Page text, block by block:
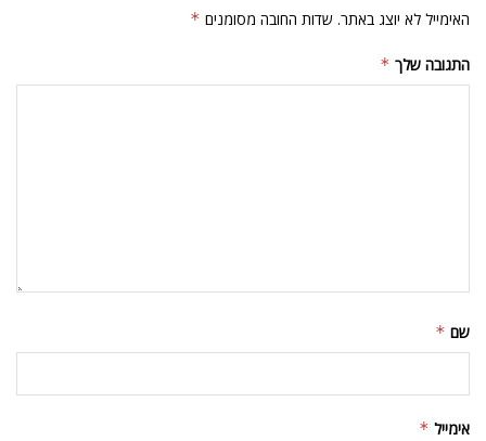
האימייל לא יוצג באתר. שדות החובה מסומנים *
התגובה שלך *
שם *
אימייל *